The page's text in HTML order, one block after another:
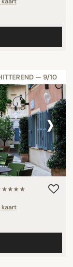
— 9/10
›
kaart